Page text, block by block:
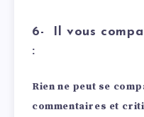
6- Il vous
:
Rien ne peut se
commentaires et